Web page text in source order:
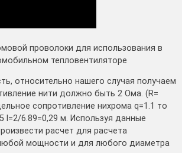
проволоки для использования в
тепловентиляторе
относительно нашего случая получаем
нити должно быть 2 Ома. (R=
сопротивление нихрома q=1.1 то
l=2/6.89=0,29 м. Используя данные
расчет для расчета
мощности и для любого диаметра